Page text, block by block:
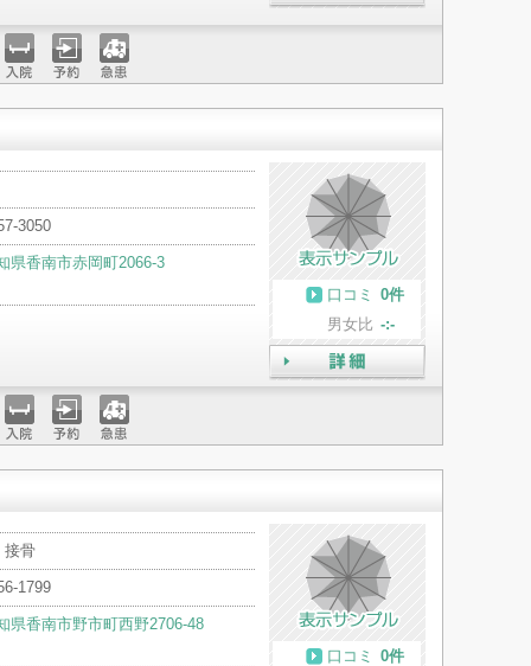
院 予約 急患
3050
県香南市赤岡町2066-3
口コミ
0件
男女比 -:-
詳細
院 予約 急患
接骨
1799
県香南市野市町西野2706-48
口コミ
0件